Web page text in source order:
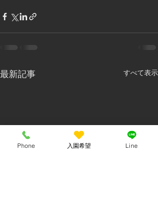
最新記事 すべて表示
Phone 入園希望 Line